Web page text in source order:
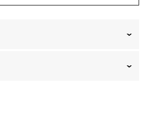
Place - Neon Tabela